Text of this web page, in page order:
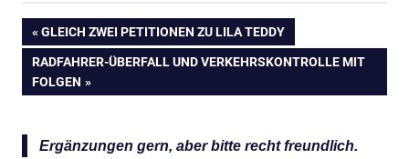
Beitragsnavigation
VORHERIGER
BEITRAG:
GLEICH ZWEI PETITIONEN ZU LILA TEDDY
NÄCHSTER
BEITRAG:
RADFAHRER-ÜBERFALL UND VERKEHRSKONTROLLE MIT
FOLGEN
Ergänzungen gern, aber bitte recht freundlich.